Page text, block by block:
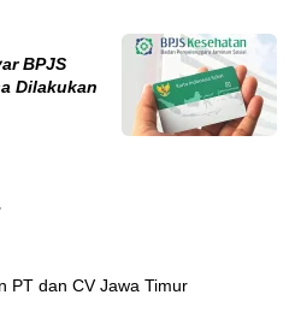
BPJS
Dilakukan
PT dan CV Jawa Timur